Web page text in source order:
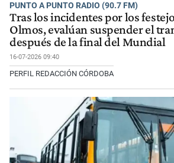
PUNTO A PUNTO RADIO (90.7 FM)
Tras los incidentes por los
Olmos, evalúan suspender el
después de la final del Mundial
16-07-2026 09:40
PERFIL REDACCIÓN CÓRDOBA